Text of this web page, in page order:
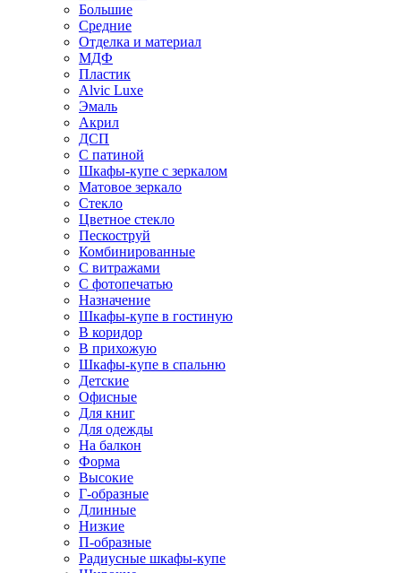
Большие
Средние
Отделка и материал
МДФ
Пластик
Alvic Luxe
Эмаль
Акрил
ДСП
С патиной
Шкафы-купе с зеркалом
Матовое зеркало
Стекло
Цветное стекло
Пескоструй
Комбинированные
С витражами
С фотопечатью
Назначение
Шкафы-купе в гостиную
В коридор
В прихожую
Шкафы-купе в спальню
Детские
Офисные
Для книг
Для одежды
На балкон
Форма
Высокие
Г-образные
Длинные
Низкие
П-образные
Радиусные шкафы-купе